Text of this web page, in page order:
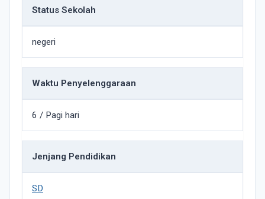
Status Sekolah
negeri
Waktu Penyelenggaraan
6 / Pagi hari
Jenjang Pendidikan
SD